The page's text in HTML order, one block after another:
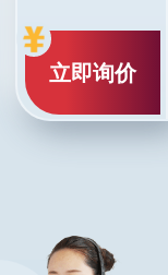
立即询价